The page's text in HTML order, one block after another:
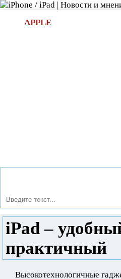
APPLE
iPad –
практичный
Высокотехнологичные